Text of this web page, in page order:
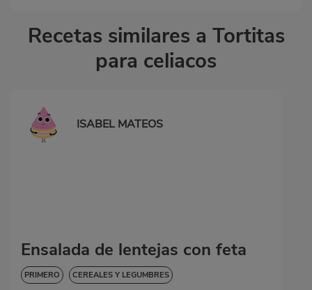
Recetas similares a Tortitas
para celiacos
ISABEL MATEOS
Ensalada de lentejas con feta
PRIMERO CEREALES Y LEGUMBRES